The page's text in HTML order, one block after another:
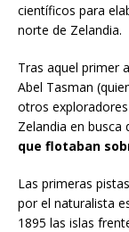
científicos para
norte de Zelandia.
Tras aquel primer
Abel Tasman
otros
Zelandia en busca
que flotaban
Las primeras
por el naturalista
1895 las islas